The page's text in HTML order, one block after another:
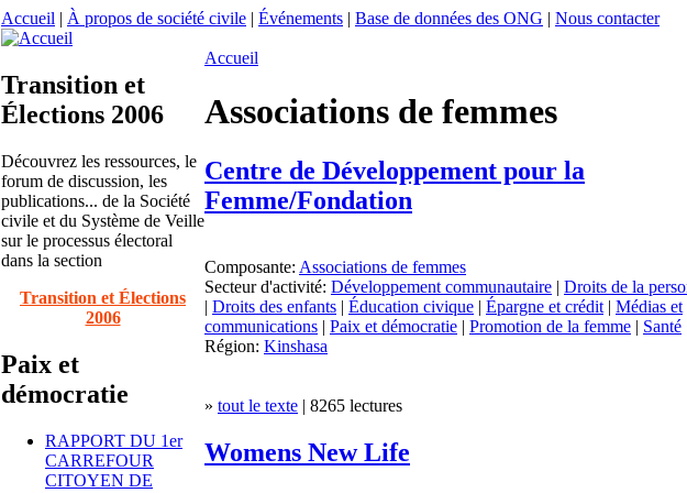
Accueil | À propos de société civile | Événements | Base de données des ONG | Nous contacter
Transition et
Élections 2006
Découvrez les ressources, le
forum de discussion, les
publications... de la Société
civile et du Système de Veille
sur le processus électoral
dans la section
Transition et Élections
2006
Paix et
démocratie
RAPPORT DU 1er
CARREFOUR
CITOYEN DE
Accueil
Associations de femmes
Centre de Développement pour la
Femme/Fondation
Composante: Associations de femmes
Secteur d'activité: Développement communautaire | Droits de la
| Droits des enfants | Éducation civique | Épargne et crédit | Médias et
communications | Paix et démocratie | Promotion de la femme | Santé
Région: Kinshasa
» tout le texte | 8265 lectures
Womens New Life